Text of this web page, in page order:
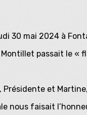
30 mai 2024 à
passait le «
et
nous faisait